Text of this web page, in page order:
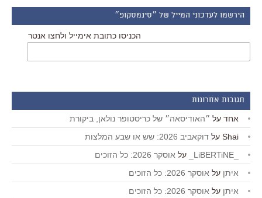
הירשמו לעדכוני המייל של ״סינמסקופ״
הכניסו כתובת אימייל ולחצו אנטר
תגובות אחרונות
אחד על ״האודיסאה״ של כריסטופר נולאן, ביקורת
Shai על דוקאביב 2026: שש או שבע המלצות
על אוסקר 2026: כל הזוכים
איתן על אוסקר 2026: כל הזוכים
איתן על אוסקר 2026: כל הזוכים